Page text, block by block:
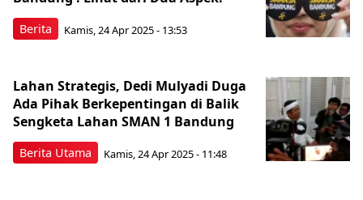
Berita Kamis, 24 Apr 2025 - 13:53
Berita Utama
Lahan Strategis, Dedi Mulyadi Duga
Ada Pihak Berkepentingan di Balik
Sengketa Lahan SMAN 1 Bandung
Kamis, 24 Apr 2025 - 11:48